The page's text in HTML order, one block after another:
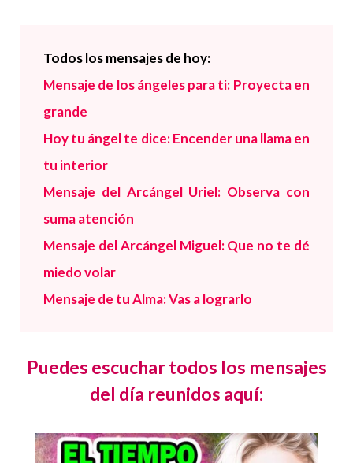
Todos los mensajes de hoy:
Mensaje de los ángeles para ti: Proyecta en
grande
Hoy tu ángel te dice: Encender una llama en
tu interior
Mensaje del Arcángel Uriel: Observa con
suma atención
Mensaje del Arcángel Miguel: Que no te dé
miedo volar
Mensaje de tu Alma: Vas a lograrlo
Puedes escuchar todos los mensajes
del día reunidos aquí: